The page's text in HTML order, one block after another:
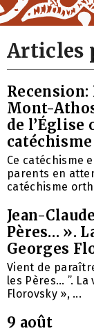
Articles
Mont-
de l’Église
Ce catéchisme
parents en
catéchisme
Jean-
Pères… ».
Georges
Vient de
les Pères… ”.
Florovsky », ...
9 août